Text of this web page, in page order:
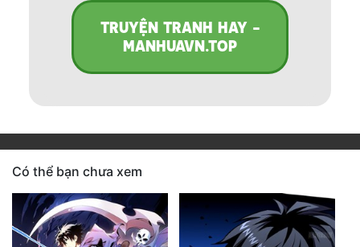
TRUYỆN TRANH HAY -
MANHUAVN.TOP
Có thể bạn chưa xem